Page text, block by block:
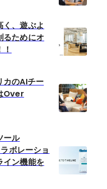
く、遊ぶよ
るためにオ
カのAIチー
Over
ール
ボレーショ
イン機能を